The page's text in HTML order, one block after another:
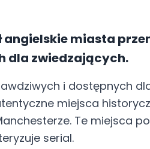
angielskie miasta
dla zwiedzających.
i dostępnych
miejsca
Te miejsca
serial.